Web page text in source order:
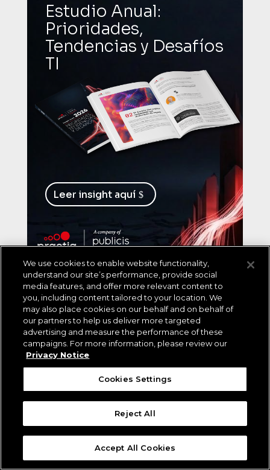
Estudio Anual:
Prioridades,
Tendencias y Desafíos
TI
Leer insight aquí
¿QUÉ HACEMOS?
¿Cómo ayudamos a nuestros clientes?
Eficiencia Operacional
IA & Datos
We use cookies to enable website functionality,
understand our site’s performance, provide social
media features, and offer more relevant content to
you, including content tailored to your location. We
may also place cookies on our behalf and on behalf of
our partners to help us deliver more targeted
advertising and measure the performance of these
campaigns. For more information, please review our
Privacy Notice
Cookies Settings
Reject All
Accept All Cookies